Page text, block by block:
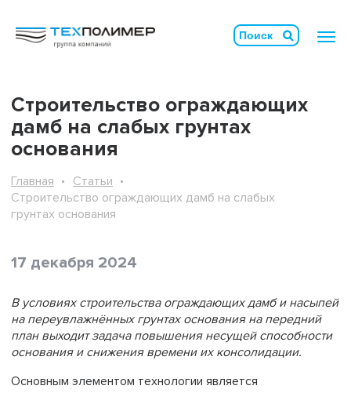
Строительство ограждающих
дамб на слабых грунтах
основания
Главная
Статьи
Строительство ограждающих дамб на слабых
грунтах основания
17 декабря 2024
В условиях строительства ограждающих дамб и насыпей
на переувлажнённых грунтах основания на передний
план выходит задача повышения несущей способности
основания и снижения времени их консолидации.
Основным элементом технологии является